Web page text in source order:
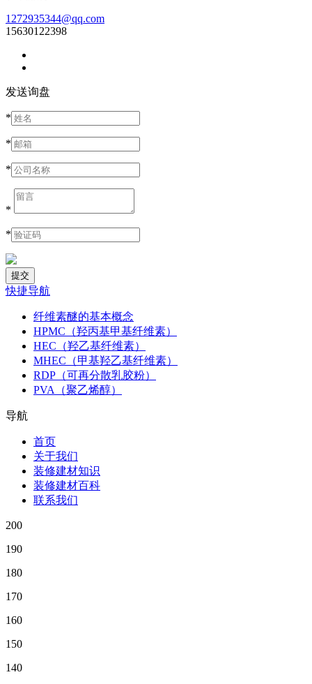
1272935344@qq.com
15630122398
发送询盘
*
*
*
*
*
快捷导航
纤维素醚的基本概念
HPMC（羟丙基甲基纤维素）
HEC（羟乙基纤维素）
MHEC（甲基羟乙基纤维素）
RDP（可再分散乳胶粉）
PVA（聚乙烯醇）
导航
首页
关于我们
装修建材知识
装修建材百科
联系我们
200
190
180
170
160
150
140